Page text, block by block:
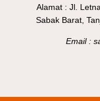
Alamat : Jl.
Sabak Barat,
Email :